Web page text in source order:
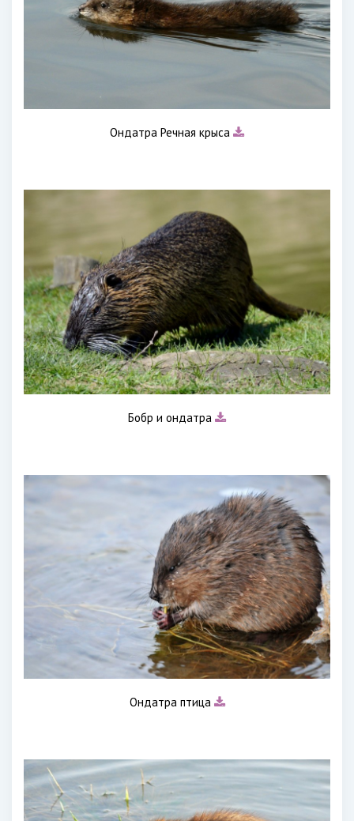
Ондатра Речная крыса
Бобр и ондатра
Ондатра птица